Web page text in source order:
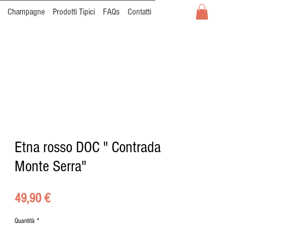
Champagne Prodotti Tipici FAQs Contatti
Etna rosso DOC " Contrada
Monte Serra"
49,90 €Prezzo
Quantità *